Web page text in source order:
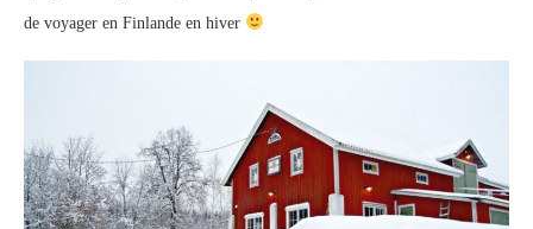
de voyager en Finlande en hiver